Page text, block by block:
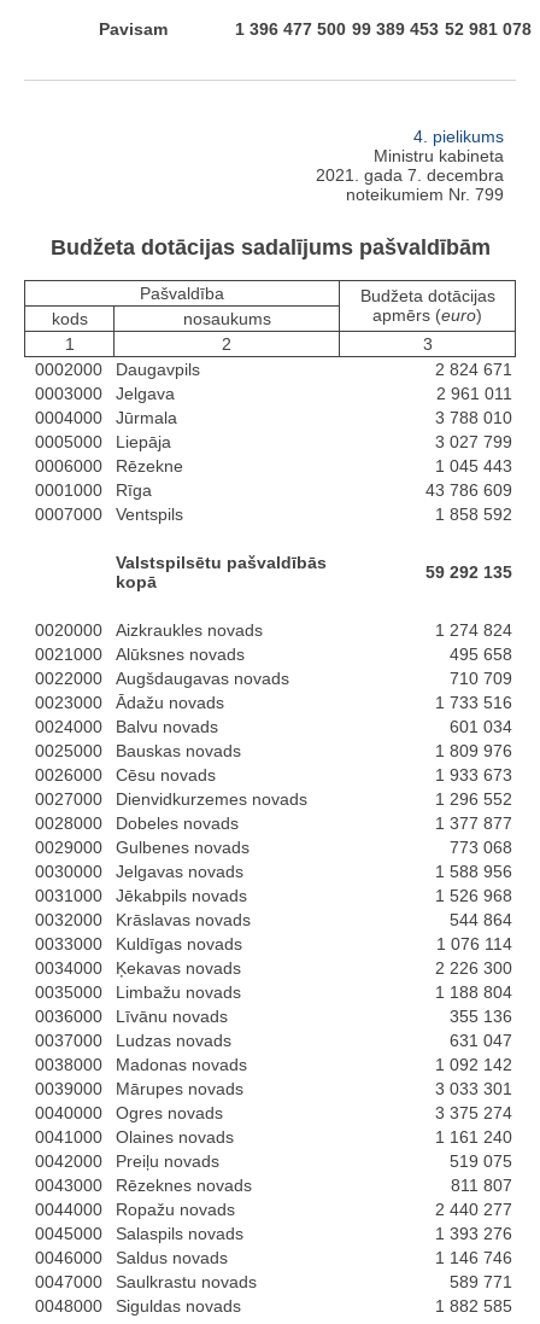
Pavisam 1 396 477 500 99 389 453 52 981 078
4. pielikums
Ministru kabineta
2021. gada 7. decembra
noteikumiem Nr. 799
Budžeta dotācijas sadalījums pašvaldībām
Pašvaldība
Budžeta dotācijas
apmērs (euro)
kods
nosaukums
1
2
3
0002000
Daugavpils
2 824 671
0003000
Jelgava
2 961 011
0004000
Jūrmala
3 788 010
0005000
Liepāja
3 027 799
0006000
Rēzekne
1 045 443
0001000
Rīga
43 786 609
0007000
Ventspils 1 858 592
Valstspilsētu pašvaldībās
kopā
59 292 135
0020000 Aizkraukles novads
1 274 824
0021000
Alūksnes novads
495 658
0022000
Augšdaugavas novads
710 709
0023000
Ādažu novads
1 733 516
0024000
Balvu novads
601 034
0025000
Bauskas novads
1 809 976
0026000
Cēsu novads
1 933 673
0027000
Dienvidkurzemes novads
1 296 552
0028000
Dobeles novads
1 377 877
0029000
Gulbenes novads
773 068
0030000
Jelgavas novads
1 588 956
0031000
Jēkabpils novads
1 526 968
0032000
Krāslavas novads
544 864
0033000
Kuldīgas novads
1 076 114
0034000
Ķekavas novads
2 226 300
0035000
Limbažu novads
1 188 804
0036000
Līvānu novads
355 136
0037000
Ludzas novads
631 047
0038000
Madonas novads
1 092 142
0039000
Mārupes novads
3 033 301
0040000
Ogres novads
3 375 274
0041000
Olaines novads
1 161 240
0042000
Preiļu novads
519 075
0043000
Rēzeknes novads
811 807
0044000
Ropažu novads
2 440 277
0045000
Salaspils novads
1 393 276
0046000
Saldus novads
1 146 746
0047000
Saulkrastu novads
589 771
0048000
Siguldas novads
1 882 585